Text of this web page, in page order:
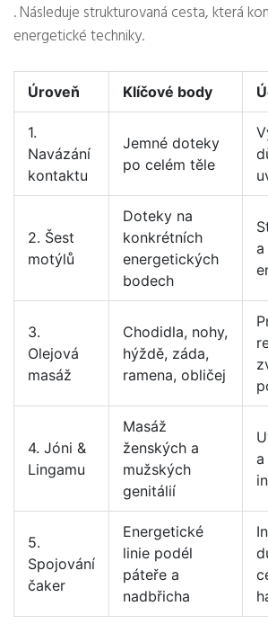
. Následuje strukturovaná cesta, která
energetické techniky.
Úroveň Klíčové body
1.
Navázání
kontaktu
Jemné doteky
po celém těle
2. Šest
motýlů
Doteky na
konkrétních
energetických
bodech
a
3.
Olejová
masáž
Chodidla, nohy,
hýždě, záda,
ramena, obličej
4. Jóni &
Lingamu
Masáž
ženských a
mužských
genitálií
a
5.
Spojování
čaker
Energetické
linie podél
páteře a
nadbřicha